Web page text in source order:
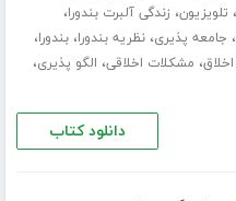
، تلویزیون، زندگی آلبرت بندورا،
، جامعه پذیری،نظریه بندورا،بندورا،
اخلاق، مشکلات اخلاقی، الگو پذیری،
دانلود کتاب